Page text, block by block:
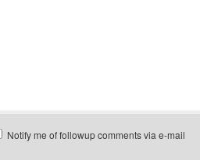
Notify me of followup comments via e-mail